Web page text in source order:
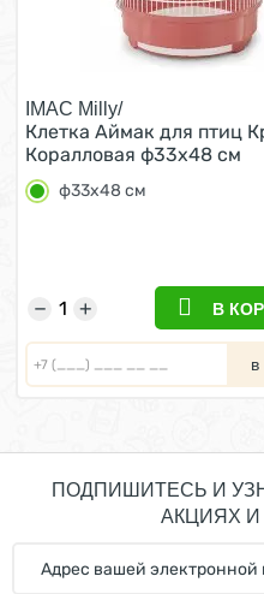
IMAC Milly/
Клетка Аймак для птиц
Коралловая ф33х48 см
ф33х48 см
+
− В
в
ПОДПИШИТЕСЬ И
АКЦИЯХ